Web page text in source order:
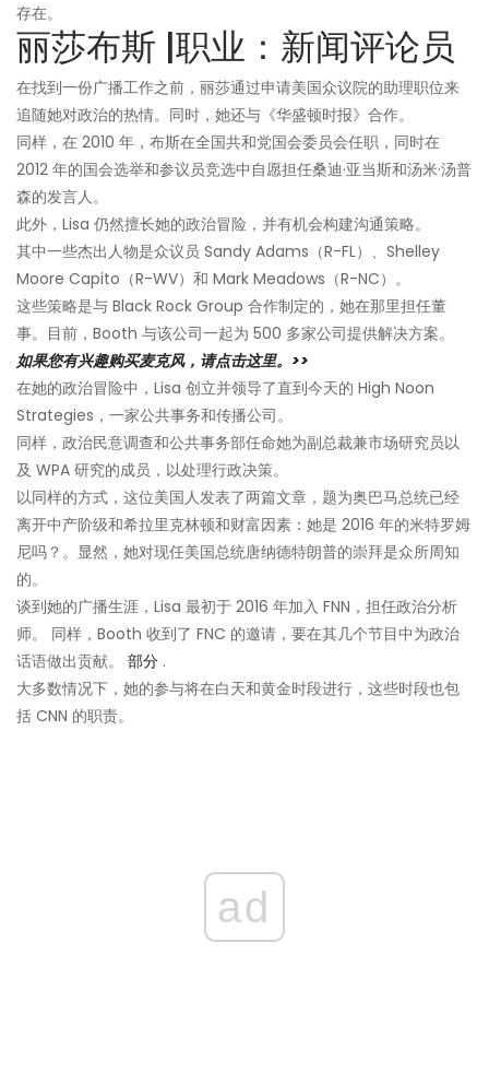
存在。
丽莎布斯 |职业：新闻评论员
在找到一份广播工作之前，丽莎通过申请美国众议院的助理职位来
追随她对政治的热情。同时，她还与《华盛顿时报》合作。
同样，在 2010 年，布斯在全国共和党国会委员会任职，同时在
2012 年的国会选举和参议员竞选中自愿担任桑迪·亚当斯和汤米·汤普
森的发言人。
此外，Lisa 仍然擅长她的政治冒险，并有机会构建沟通策略。
其中一些杰出人物是众议员 Sandy Adams（R-FL）、Shelley
Moore Capito（R-WV）和 Mark Meadows（R-NC）。
这些策略是与 Black Rock Group 合作制定的，她在那里担任董
事。目前，Booth 与该公司一起为 500 多家公司提供解决方案。
如果您有兴趣购买麦克风，请点击这里。>>
在她的政治冒险中，Lisa 创立并领导了直到今天的 High Noon
Strategies，一家公共事务和传播公司。
同样，政治民意调查和公共事务部任命她为副总裁兼市场研究员以
及 WPA 研究的成员，以处理行政决策。
以同样的方式，这位美国人发表了两篇文章，题为奥巴马总统已经
离开中产阶级和希拉里克林顿和财富因素：她是 2016 年的米特罗姆
尼吗？。显然，她对现任美国总统唐纳德特朗普的崇拜是众所周知
的。
谈到她的广播生涯，Lisa 最初于 2016 年加入 FNN，担任政治分析
师。 同样，Booth 收到了 FNC 的邀请，要在其几个节目中为政治
话语做出贡献。 部分 .
大多数情况下，她的参与将在白天和黄金时段进行，这些时段也包
括 CNN 的职责。
ad